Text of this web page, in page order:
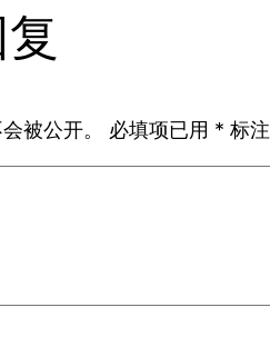
被公开。 必填项已用 * 标注